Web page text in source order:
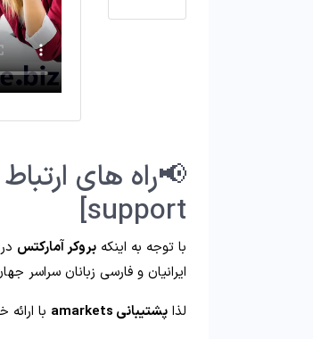
support]
با توجه به اینکه بروکر آمارکتس
ایرانیان و فارسی زبانان سراسر
لذا پشتیبانی amarkets
با